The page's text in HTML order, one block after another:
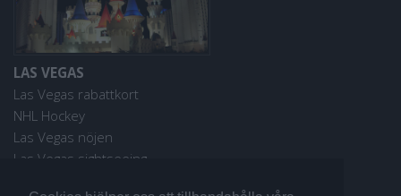
LAS VEGAS
Las Vegas rabattkort
NHL Hockey
Las Vegas nöjen
Las Vegas sightseeing